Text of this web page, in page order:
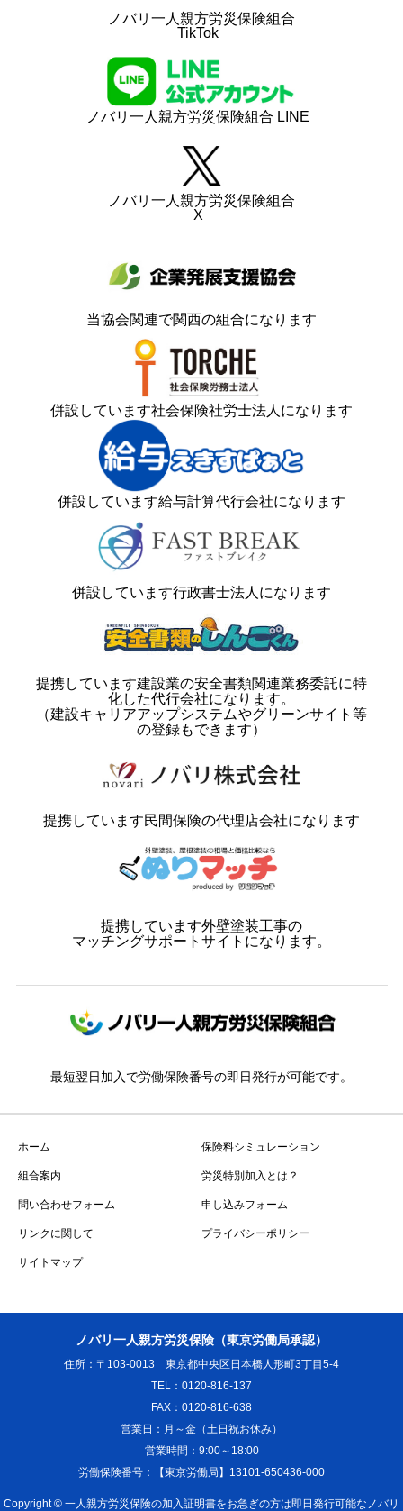
ノバリ一人親方労災保険組合
TikTok
ノバリ一人親方労災保険組合 LINE
ノバリ一人親方労災保険組合
X
当協会関連で関西の組合になります
併設しています社会保険社労士法人になります
併設しています給与計算代行会社になります
併設しています行政書士法人になります
提携しています建設業の安全書類関連業務委託に特
化した代行会社になります。
（建設キャリアアップシステムやグリーンサイト等
の登録もできます）
提携しています民間保険の代理店会社になります
提携しています外壁塗装工事の
マッチングサポートサイトになります。
最短翌日加入で労働保険番号の即日発行が可能です。
ホーム 保険料シミュレーション
組合案内 労災特別加入とは？
問い合わせフォーム 申し込みフォーム
リンクに関して プライバシーポリシー
サイトマップ
ノバリ一人親方労災保険（東京労働局承認）
住所：〒103-0013 東京都中央区日本橋人形町3丁目5-4
TEL：0120-816-137
FAX：0120-816-638
営業日：月～金（土日祝お休み）
営業時間：9:00～18:00
労働保険番号：【東京労働局】13101-650436-000
Copyright © 一人親方労災保険の加入証明書をお急ぎの方は即日発行可能なノバリ